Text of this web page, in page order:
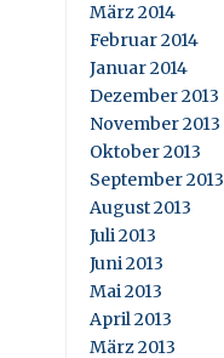
März 2014
Februar 2014
Januar 2014
Dezember 2013
November 2013
Oktober 2013
September 2013
August 2013
Juli 2013
Juni 2013
Mai 2013
April 2013
März 2013